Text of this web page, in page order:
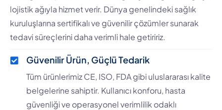
lojistik ağıyla hizmet verir. Dünya genelindeki sağlık
kuruluşlarına sertifikalı ve güvenilir çözümler sunarak
tedavi süreçlerini daha verimli hale getiririz.
Güvenilir Ürün, Güçlü Tedarik
Tüm ürünlerimiz CE, ISO, FDA gibi uluslararası kalite
belgelerine sahiptir. Kullanıcı konforu, hasta
güvenliği ve operasyonel verimlilik odaklı